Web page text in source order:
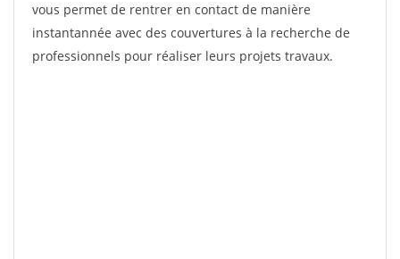
vous permet de rentrer en contact de manière
instantannée avec des couvertures à la recherche de
professionnels pour réaliser leurs projets travaux.